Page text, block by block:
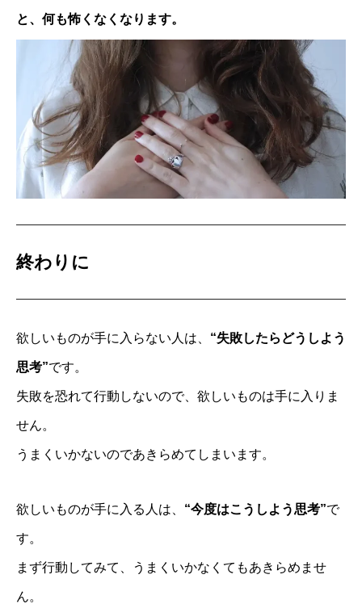
と、何も怖くなくなります。
終わりに
欲しいものが手に入らない人は、 “失敗したらどうしよう
思考”です。
失敗を恐れて行動しないので、欲しいものは手に入りま
せん。
うまくいかないのであきらめてしまいます。
欲しいものが手に入る人は、 “今度はこうしよう思考”で
す。
まず行動してみて、うまくいかなくてもあきらめませ
ん。